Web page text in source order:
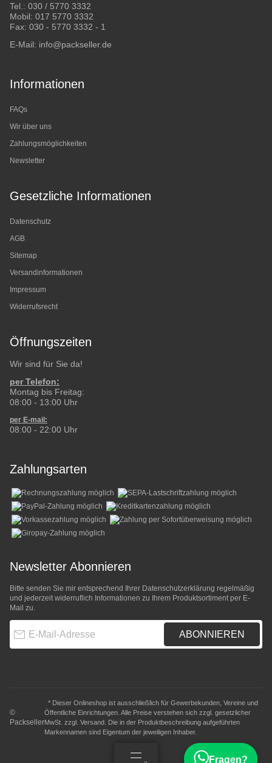
Tel.: 030 / 5770 3332
Mobil: 017 5770 3332
Fax: 030 - 5770 3332 - 1
E-Mail: info@packseller.de
Informationen
FAQs
Wir über uns
Zahlungsmöglichkeiten
Newsletter
Gesetzliche Informationen
Datenschutz
AGB
Sitemap
Versandinformationen
Impressum
Widerrufsrecht
Öffnungszeiten
Wir sind für Sie da!
per Telefon:
Montag bis Freitag:
08:00 - 13:00 Uhr
per E-mail:
08:00 - 22:00 Uhr
Zahlungsarten
Newsletter Abonnieren
Bitte senden Sie mir entsprechend Ihrer Datenschutzerklärung regelmäßig
und jederzeit widerruflich Informationen zu Ihrem Produktsortiment per E-
Mail zu.
ABONNIEREN
©
Packseller
* Dieser Onlineshop ist ausschließlich für Gewerbekunden, Vereine und
Öffentliche Einrichtungen. Alle Preise verstehen sich zzgl. gesetzlicher
MwSt. zzgl. Versand . Die in der Produktbeschreibung aufgeführten
Markennamen sind Eigentum der jeweiligen Inhaber.
Fragen?